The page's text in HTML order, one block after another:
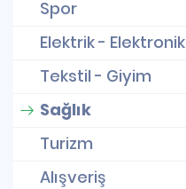
Spor
Elektrik - Elektronik
Tekstil - Giyim
Sağlık
Turizm
Alışveriş